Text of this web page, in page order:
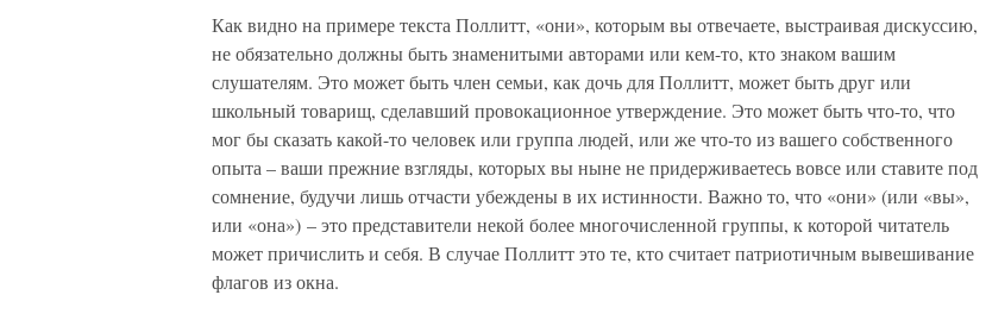
Как видно на примере текста Поллитт, «они», которым вы отвечаете, выстраивая дискуссию,
не обязательно должны быть знаменитыми авторами или кем-то, кто знаком вашим
слушателям. Это может быть член семьи, как дочь для Поллитт, может быть друг или
школьный товарищ, сделавший провокационное утверждение. Это может быть что-то, что
мог бы сказать какой-то человек или группа людей, или же что-то из вашего собственного
опыта – ваши прежние взгляды, которых вы ныне не придерживаетесь вовсе или ставите под
сомнение, будучи лишь отчасти убеждены в их истинности. Важно то, что «они» (или «вы»,
или «она») – это представители некой более многочисленной группы, к которой читатель
может причислить и себя. В случае Поллитт это те, кто считает патриотичным вывешивание
флагов из окна.